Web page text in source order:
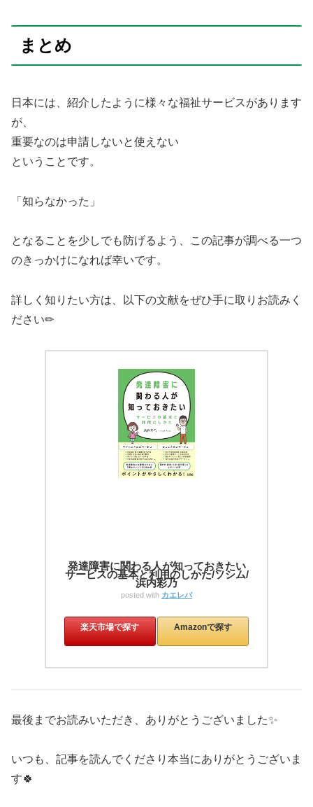
まとめ
日本には、紹介したように様々な福祉サービスがあります
が、
重要なのは申請しないと使えない
ということです。
「知らなかった」
となることを少しでも防げるよう、この記事が調べる一つ
のきっかけになれば幸いです。
詳しく知りたい方は、以下の文献をぜひ手に取りお読みく
ださい✏︎
発達障害に関わる人が知っておきたい
サービスの基本と利用のしかた/ソシム/
浜内彩乃
posted with カエレバ
楽天市場で探す Amazonで探す
最後までお読みいただき、ありがとうございました✨
いつも、記事を読んでくださり本当にありがとうございま
す🍀